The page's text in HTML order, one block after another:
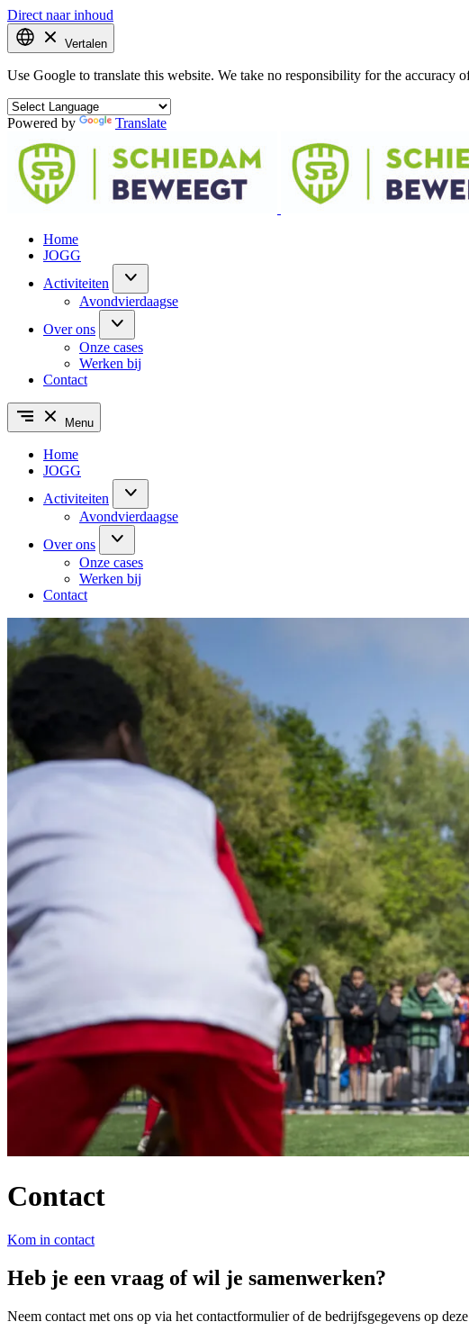
Direct naar inhoud
Vertalen
Use Google to translate this website. We take no responsibility for the accuracy
Powered by Translate
Home
JOGG
Activiteiten
Avondvierdaagse
Over ons
Onze cases
Werken bij
Contact
Menu
Home
JOGG
Activiteiten
Avondvierdaagse
Over ons
Onze cases
Werken bij
Contact
Contact
Kom in contact
Heb je een vraag of wil je samenwerken?
Neem contact met ons op via het contactformulier of de bedrijfsgegevens op